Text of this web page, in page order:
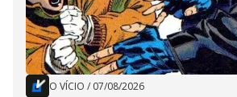
O VÍCIO / 07/08/2026